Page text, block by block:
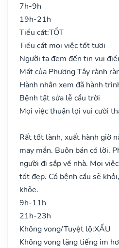
7h-9h
19h-21h
Tiểu cát:TỐT
Tiểu cát mọi việc tốt tươi
Người ta đem đến tin vui
Mất của Phương Tây rành
Hành nhân xem đã hành
Bệnh tật sửa lễ cầu trời
Mọi việc thuận lợi vui cười
Rất tốt lành, xuất hành giờ
may mắn. Buôn bán có lời.
người đi sắp về nhà. Mọi
tốt đẹp. Có bệnh cầu sẽ
khỏe.
9h-11h
21h-23h
Không vong/Tuyệt lộ:XẤU
Không vong lặng tiếng im